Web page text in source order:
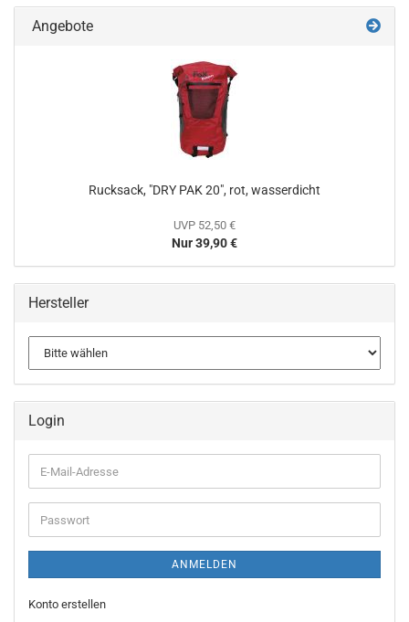
Angebote
Rucksack, "DRY PAK 20", rot, wasserdicht
UVP 52,50 €
Nur 39,90 €
Hersteller
Login
E-
Mail-
Adresse
Passwort
ANMELDEN
Konto erstellen